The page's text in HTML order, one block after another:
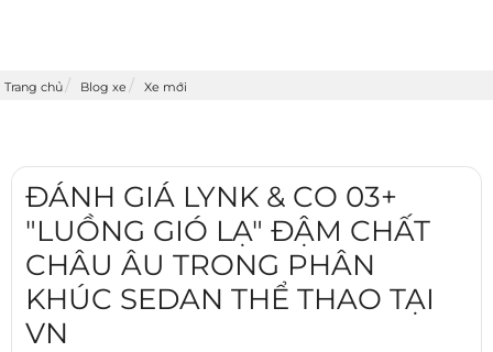
Trang chủ Blog xe Xe mới
ĐÁNH GIÁ LYNK & CO 03+
"LUỒNG GIÓ LẠ" ĐẬM CHẤT
CHÂU ÂU TRONG PHÂN
KHÚC SEDAN THỂ THAO TẠI
VN